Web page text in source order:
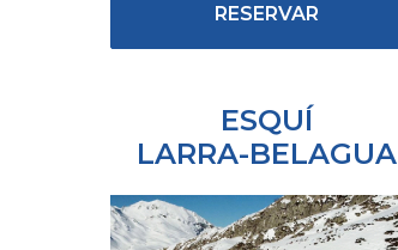
RESERVAR
ESQUÍ
LARRA-BELAGUA